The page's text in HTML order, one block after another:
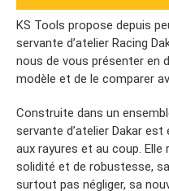
KS Tools propose depuis
servante d’atelier Racing
nous de vous présenter en
modèle et de le comparer
Construite dans un
servante d’atelier Dakar
aux rayures et au coup.
solidité et de robustesse,
surtout pas négliger, sa